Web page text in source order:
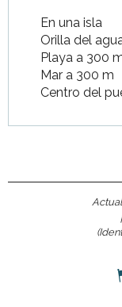
En una isla
Orilla del
Playa a 300
Mar a 300 m
Centro del